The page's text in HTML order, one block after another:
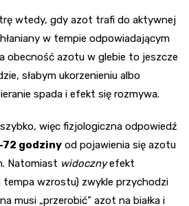
wtedy, gdy azot trafi do aktywnej
w tempie odpowiadającym
obecność azotu w glebie to jeszcze
słabym ukorzenieniu albo
spada i efekt się rozmywa.
więc fizjologiczna odpowiedź
godziny od pojawienia się azotu
Natomiast widocznyefekt
tempa wzrostu) zwykle przychodzi
musi „przerobić” azot na białka i